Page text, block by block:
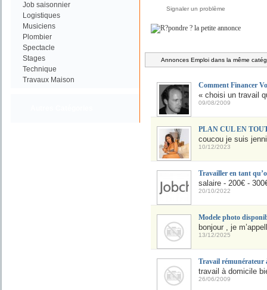
Job saisonnier
Logistiques
Musiciens
Plombier
Spectacle
Stages
Technique
Travaux Maison
Signaler un problème
Annonces Emploi dans la même
Comment Financer
« choisi un travail
09/08/2009
PLAN CUL EN
coucou je suis
10/12/2023
Travailler en tant
salaire - 200€ -
20/10/2022
Modele photo
bonjour , je
13/12/2025
Travail rémunérateur
travail à domicile
26/06/2009